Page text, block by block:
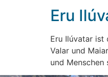
Eru
Eru Ilúvatar ist
Valar und
und